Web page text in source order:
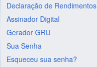
Declaração de Rendimentos
Assinador Digital
Gerador GRU
Sua Senha
Esqueceu sua senha?